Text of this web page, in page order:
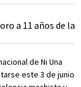
de Ni Una
este 3 de junio